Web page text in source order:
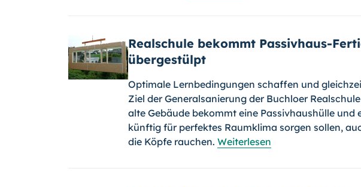
Realschule bekommt Passivhaus-
übergestülpt
Optimale Lernbedingungen schaffen und
Ziel der Generalsanierung der Buchloer
alte Gebäude bekommt eine Passivhaushülle
künftig für perfektes Raumklima sorgen sollen,
die Köpfe rauchen. Weiterlesen